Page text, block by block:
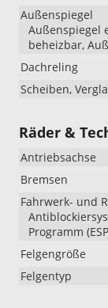
Außenspiegel
Außenspiegel
beheizbar,
Dachreling
Scheiben,
Räder &
Antriebsachse
Bremsen
Fahrwerk- und
Programm
Felgengröße
Felgentyp